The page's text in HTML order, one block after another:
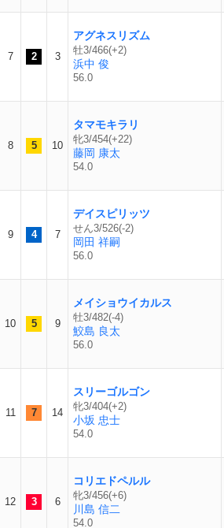
7 2 3
アグネスリズム
牡3/466(+2)
浜中 俊
56.0
8 5 10
タマモキラリ
牝3/454(+22)
藤岡 康太
54.0
9 4 7
デイスピリッツ
せん3/526(-2)
岡田 祥嗣
56.0
10 5 9
メイショウイカルス
牡3/482(-4)
鮫島 良太
56.0
11 7 14
スリーゴルゴン
牝3/404(+2)
小坂 忠士
54.0
12 3 6
コリエドペルル
牝3/456(+6)
川島 信二
54.0